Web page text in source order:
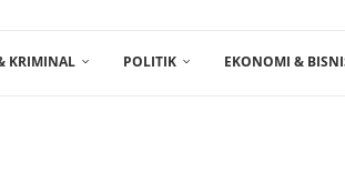
KRIMINAL POLITIK EKONOMI &